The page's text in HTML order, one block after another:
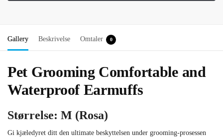
Gallery Beskrivelse Omtaler 0
Pet Grooming Comfortable and
Waterproof Earmuffs
Størrelse: M (Rosa)
Gi kjæledyret ditt den ultimate beskyttelsen under grooming-prosessen